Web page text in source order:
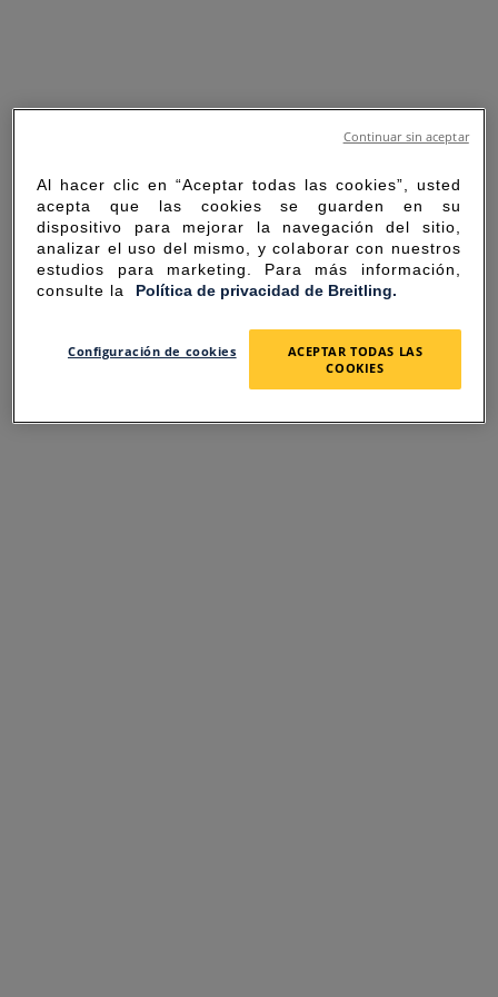
SORRY FOR THE
INCONVENIENCE
Al hacer clic en “Aceptar todas las cookies”, usted
acepta que las cookies se guarden en su
dispositivo para mejorar la navegación del sitio,
analizar el uso del mismo, y colaborar con nuestros
estudios para marketing. Para más información,
consulte la Política de privacidad de Breitling.
Configuración de cookies
ACEPTAR TODAS LAS
COOKIES
Continuar sin aceptar